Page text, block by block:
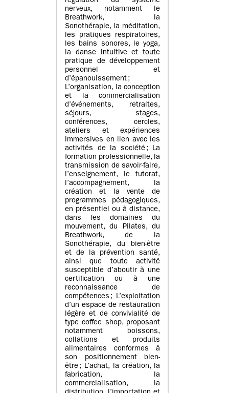
nerveux, notamment le
Breathwork, la
Sonothérapie, la méditation,
les pratiques respiratoires,
les bains sonores, le yoga,
la danse intuitive et toute
pratique de développement
personnel et
d’épanouissement ;
L’organisation, la conception
et la commercialisation
d’événements, retraites,
séjours, stages,
conférences, cercles,
ateliers et expériences
immersives en lien avec les
activités de la société ; La
formation professionnelle, la
transmission de savoir-faire,
l’enseignement, le tutorat,
l’accompagnement, la
création et la vente de
programmes pédagogiques,
en présentiel ou à distance,
dans les domaines du
mouvement, du Pilates, du
Breathwork, de la
Sonothérapie, du bien-être
et de la prévention santé,
ainsi que toute activité
susceptible d’aboutir à une
certification ou à une
reconnaissance de
compétences ; L’exploitation
d’un espace de restauration
légère et de convivialité de
type coffee shop, proposant
notamment boissons,
collations et produits
alimentaires conformes à
son positionnement bien-
être ; L’achat, la création, la
fabrication, la
commercialisation, la